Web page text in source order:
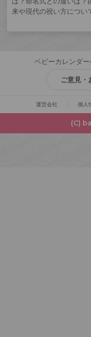
来や現代の祝い方につい
ベビーカレンダ
ご意見・
運営会社 個人
(C)